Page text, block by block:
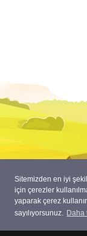
Sitemizden en iyi
için çerezler
yaparak çerez
sayılıyorsunuz. Daha